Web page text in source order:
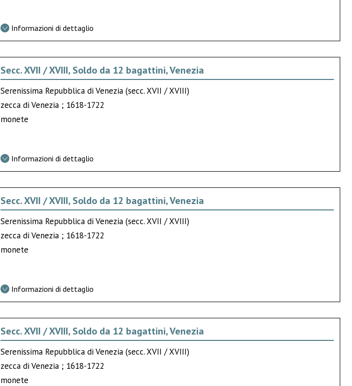
Informazioni di dettaglio
Secc. XVII / XVIII, Soldo da 12 bagattini, Venezia
Serenissima Repubblica di Venezia (secc. XVII / XVIII)
zecca di Venezia ; 1618-1722
monete
Informazioni di dettaglio
Secc. XVII / XVIII, Soldo da 12 bagattini, Venezia
Serenissima Repubblica di Venezia (secc. XVII / XVIII)
zecca di Venezia ; 1618-1722
monete
Informazioni di dettaglio
Secc. XVII / XVIII, Soldo da 12 bagattini, Venezia
Serenissima Repubblica di Venezia (secc. XVII / XVIII)
zecca di Venezia ; 1618-1722
monete